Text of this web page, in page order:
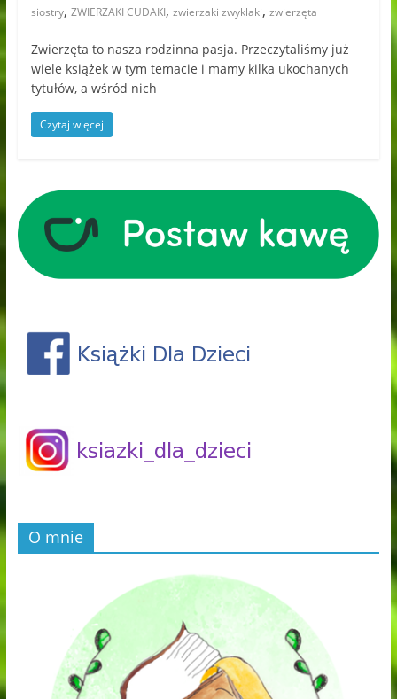
siostry, ZWIERZAKI CUDAKI, zwierzaki zwyklaki, zwierzęta
Zwierzęta to nasza rodzinna pasja. Przeczytaliśmy już
wiele książek w tym temacie i mamy kilka ukochanych
tytułów, a wśród nich
Czytaj więcej
O mnie